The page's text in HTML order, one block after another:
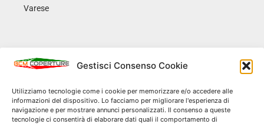
Gestisci Consenso Cookie
Utilizziamo tecnologie come i cookie per memorizzare e/o accedere alle
informazioni del dispositivo. Lo facciamo per migliorare l'esperienza di
navigazione e per mostrare annunci personalizzati. Il consenso a queste
tecnologie ci consentirà di elaborare dati quali il comportamento di
Varese
VENETO
Padova
Treviso
Verona